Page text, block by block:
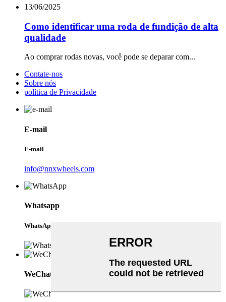
13/06/2025
Como identificar uma roda de fundição de alta
qualidade
Ao comprar rodas novas, você pode se deparar com...
Contate-nos
Sobre nós
política de Privacidade
E-mail
E-mail
info@nnxwheels.com
Whatsapp
WhatsApp
WeChat